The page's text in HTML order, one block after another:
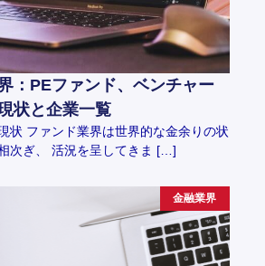
：PEファンド、ベンチャー
状と企業一覧
状 ファンド業界は世界的な金余りの状
次ぎ、 活況を呈してきま […]
金融業界